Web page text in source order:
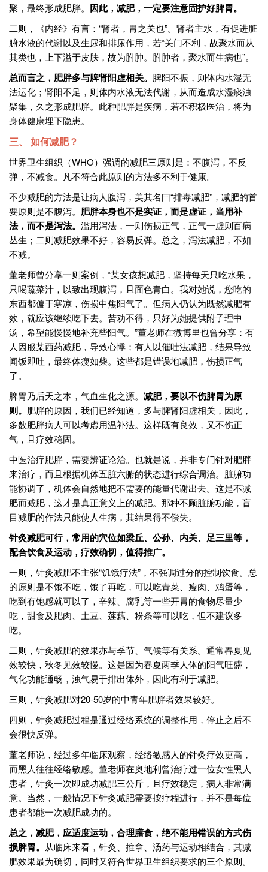
聚，最终形成肥胖。 因此，减肥，一定要注意固护好脾胃。
二则，《内经》有言：“肾者，胃之关也”。肾者主水，有促进脏
腑水液的代谢以及生尿和排尿作用，若“关门不利，故聚水而从
其类也，上下溢于皮肤，故为胕肿。胕肿者，聚水而生病也”。
总而言之，肥胖多与脾肾阳虚相关。 脾阳不振，则体内水湿无
法运化；肾阳不足，则体内水液无法代谢，从而造成水湿痰浊
聚集，久之形成肥胖。此种肥胖是疾病，若不积极医治，将为
身体健康埋下隐患。
三、 如何减肥？
世界卫生组织（WHO）强调的减肥三原则是：不腹泻，不反
弹，不减食。凡不符合此原则的方法多不利于健康。
不少减肥的方法是让病人腹泻，美其名曰“排毒减肥”，减肥的首
要原则是不腹泻。 肥胖本身也不是实证，而是虚证，当用补
法，而不是泻法。 滥用泻法，一则伤损正气，正气一虚则百病
丛生；二则减肥效果不好，容易反弹。总之，泻法减肥，不如
不减。
董老师曾分享一则案例，“某女孩想减肥，坚持每天只吃水果，
只喝蔬菜汁，以致出现腹泻，且面色青白。我对她说，您吃的
东西都偏于寒凉，伤损中焦阳气了。但病人仍认为既然减肥有
效，就应该继续吃下去。苦劝不得，只好为她提供附子理中
汤，希望能慢慢地补充些阳气。”董老师在微博里也曾分享：有
人因服某西药减肥，导致心悸；有人以催吐法减肥，结果导致
闻饭即吐，最终体瘦如柴。这些都是错误地减肥，伤损正气
了。
脾胃乃后天之本，气血生化之源。 减肥，要以不伤脾胃为原
则。 肥胖的原因，我们已经知道，多与脾肾阳虚相关，因此，
多数肥胖病人可以考虑用温补法。这样既有良效，又不伤正
气，且疗效稳固。
中医治疗肥胖，需要辨证论治。也就是说，并非专门针对肥胖
来治疗，而且根据机体五脏六腑的状态进行综合调治。脏腑功
能协调了，机体会自然地把不需要的能量代谢出去。这是不减
肥而减肥，这才是真正意义上的减肥。那种不顾脏腑功能，盲
目减肥的作法只能使人生病，其结果得不偿失。
针灸减肥可行，常用的穴位如梁丘、公孙、内关、足三里等，
配合饮食及运动，疗效确切，值得推广。
一则，针灸减肥不主张“饥饿疗法”，不强调过分的控制饮食。总
的原则是不饿不吃，饿了再吃，可以吃青菜、瘦肉、鸡蛋等，
吃到有饱感就可以了，辛辣、腐乳等一些开胃的食物尽量少
吃，甜食及肥肉、土豆、莲藕、粉条等可以吃，但不建议多
吃。
二则，针灸减肥的效果亦与季节、气候等有关系。通常春夏见
效较快，秋冬见效较慢。这是因为春夏两季人体的阳气旺盛，
气化功能通畅，浊气易于排出体外，因此有利于减肥。
三则，针灸减肥对20-50岁的中青年肥胖者效果较好。
四则，针灸减肥过程是通过经络系统的调整作用，停止之后不
会很快反弹。
董老师说，经过多年临床观察，经络敏感人的针灸疗效更高，
而黑人往往经络敏感。董老师在奥地利曾治疗过一位女性黑人
患者，针灸一次即成功减肥三公斤，且疗效稳定，病人非常满
意。当然，一般情况下针灸减肥需要按疗程进行，并不是每位
患者都能一次减肥成功的。
总之，减肥，应适度运动，合理膳食，绝不能用错误的方式伤
损脾胃。 从临床来看，针灸、推拿、汤药与运动相结合，其减
肥效果最为确切，同时又符合世界卫生组织要求的三个原则。